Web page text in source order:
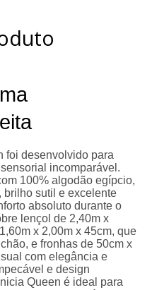
foi desenvolvido para
incomparável.
100% algodão egípcio,
brilho sutil e excelente
absoluto durante o
lençol de 2,40m x
x 2,00m x 45cm, que
e fronhas de 50cm x
com elegância e
e design
Queen é ideal para